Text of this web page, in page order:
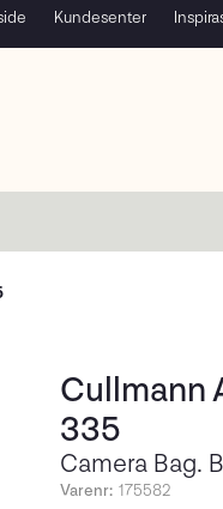
Kundesenter
Cullmann
335
Camera Bag.
Varenr: 175582